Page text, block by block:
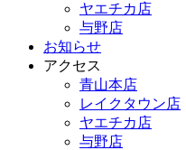
ヤエチカ店
与野店
お知らせ
アクセス
青山本店
レイクタウン店
ヤエチカ店
与野店